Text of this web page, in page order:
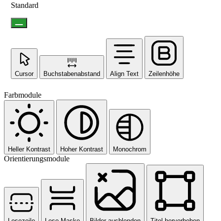
Standard
Cursor Buchstabenabstand Align Text Zeilenhöhe
Farbmodule
Heller Kontrast Hoher Kontrast Monochrom
Orientierungsmodule